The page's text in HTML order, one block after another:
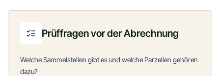
Prüffragen vor der Abrechnung
Welche Sammelstellen gibt es und welche Parzellen gehören
dazu?